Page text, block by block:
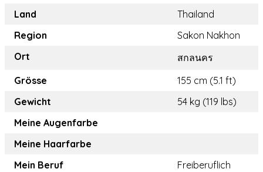
Land
Thailand
Region
Sakon Nakhon
Ort
สกลนคร
Grösse
155 cm (5.1 ft)
Gewicht
54 kg (119 lbs)
Meine Augenfarbe
Meine Haarfarbe
Mein Beruf
Freiberuflich